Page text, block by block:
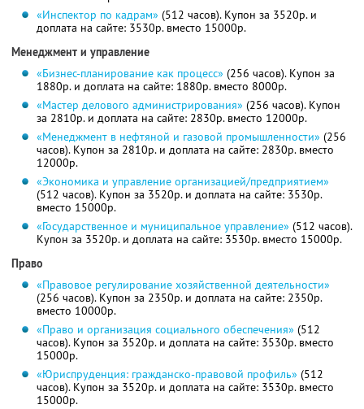
«Инспектор по кадрам» (512 часов). Купон за 3520р. и
доплата на сайте: 3530р. вместо 15000р.
Менеджмент и управление
«Бизнес-планирование как процесс» (256 часов). Купон за
1880р. и доплата на сайте: 1880р. вместо 8000р.
«Мастер делового администрирования» (256 часов). Купон
за 2810р. и доплата на сайте: 2830р. вместо 12000р.
«Менеджмент в нефтяной и газовой промышленности» (256
часов). Купон за 2810р. и доплата на сайте: 2830р. вместо
12000р.
«Экономика и управление организацией/предприятием»
(512 часов). Купон за 3520р. и доплата на сайте: 3530р.
вместо 15000р.
«Государственное и муниципальное управление» (512 часов).
Купон за 3520р. и доплата на сайте: 3530р. вместо 15000р.
Право
«Правовое регулирование хозяйственной деятельности»
(256 часов). Купон за 2350р. и доплата на сайте: 2350р.
вместо 10000р.
«Право и организация социального обеспечения» (512
часов). Купон за 3520р. и доплата на сайте: 3530р. вместо
15000р.
«Юриспруденция: гражданско-правовой профиль» (512
часов). Купон за 3520р. и доплата на сайте: 3530р. вместо
15000р.